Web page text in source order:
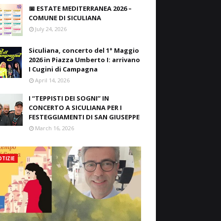
📅 ESTATE MEDITERRANEA 2026 –
COMUNE DI SICULIANA
July 24, 2026
Siculiana, concerto del 1° Maggio
2026 in Piazza Umberto I: arrivano
I Cugini di Campagna
April 14, 2026
I “TEPPISTI DEI SOGNI” IN
CONCERTO A SICULIANA PER I
FESTEGGIAMENTI DI SAN GIUSEPPE
March 16, 2026